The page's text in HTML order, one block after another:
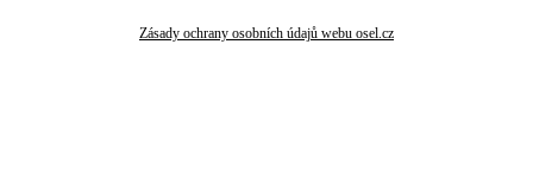
Zásady ochrany osobních údajů webu osel.cz